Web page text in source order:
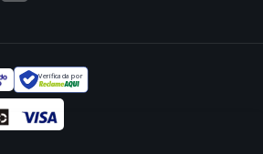
Verificada por